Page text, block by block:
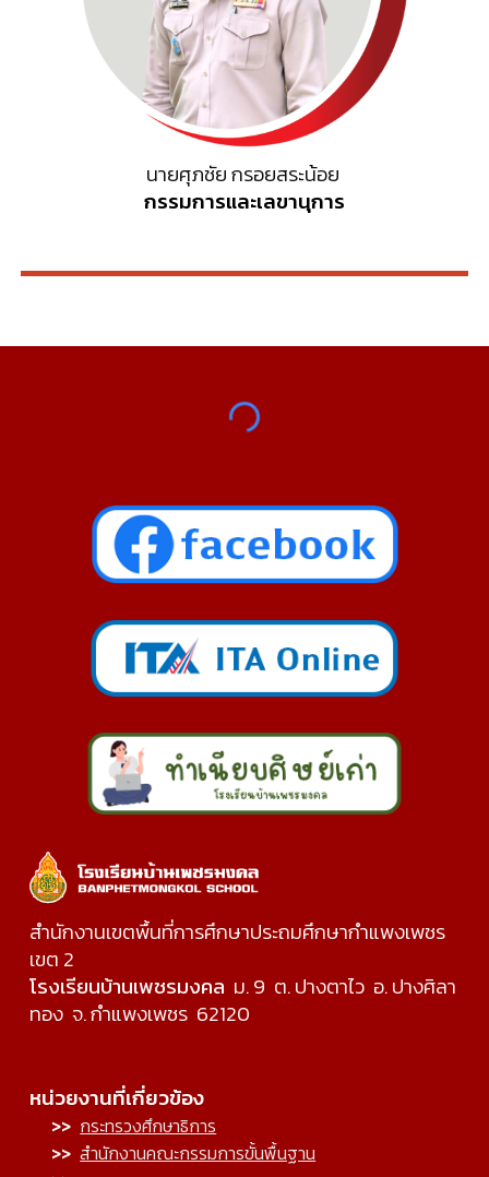
นายศุภชัย กรอยสระน้อย
กรรมการและเลขานุการ
สำนักงานเขตพื้นที่การศึกษาประถมศึกษากำแพงเพชร
เขต 2
โรงเรียนบ้านเพชรมงคล ม. 9 ต. ปางตาไว อ. ปางศิลา
ทอง จ. กำแพงเพชร 62120
หน่วยงานที่เกี่ยวข้อง
>> กระทรวงศึกษาธิการ
>> สำนักงานคณะกรรมการขั้นพื้นฐาน